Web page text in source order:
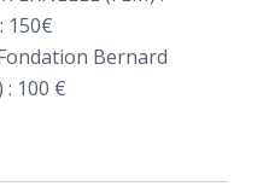
150€
Bernard
: 100 €